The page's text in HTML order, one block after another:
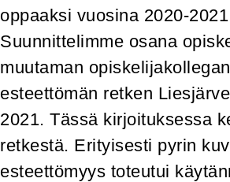
oppaaksi vuosina 2020-
Suunnittelimme osana
muutaman
esteettömän retken
2021. Tässä kirjoituksessa
retkestä. Erityisesti pyrin
esteettömyys toteutui